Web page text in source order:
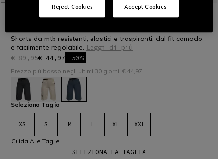
BICI DONNA PANTALONI
Shorts da mtb resistenti, elastici e traspiranti, dal fit comodo
e facilmente regolabile. Leggi di più
€ 89,95€ 44,97 -50%
Prezzo più basso negli ultimi 30 giorni: € 44,97
selezionato
Seleziona Taglia
XS S M L XL XXL
Guida Alle Taglie
SELEZIONA LA TAGLIA
Reject Cookies Accept Cookies